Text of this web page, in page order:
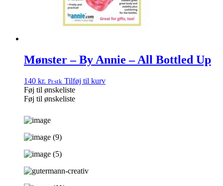
Mønster – By Annie – All Bottled Up
140 kr. Pr.stk Tilføj til kurv
Føj til ønskeliste
Føj til ønskeliste